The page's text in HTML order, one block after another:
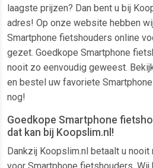
laagste prijzen? Dan bent u bij
adres! Op onze website hebben
Smartphone fietshouders online
gezet. Goedkope Smartphone
nooit zo eenvoudig geweest.
en bestel uw favoriete
nog!
Goedkope Smartphone
dat kan bij Koopslim.nl!
Dankzij Koopslim.nl betaalt u